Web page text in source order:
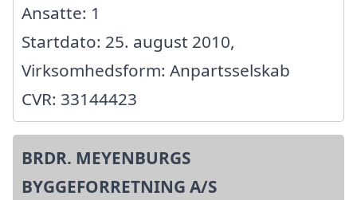
Ansatte: 1
Startdato: 25. august 2010,
Virksomhedsform: Anpartsselskab
CVR: 33144423
BRDR. MEYENBURGS
BYGGEFORRETNING A/S